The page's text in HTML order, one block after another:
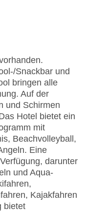
Snackbar und
bringen alle
Auf der
und Schirmen
Hotel bietet ein
mit
Beachvolleyball,
Eine
darunter
und Aqua-
Kajakfahren
bietet